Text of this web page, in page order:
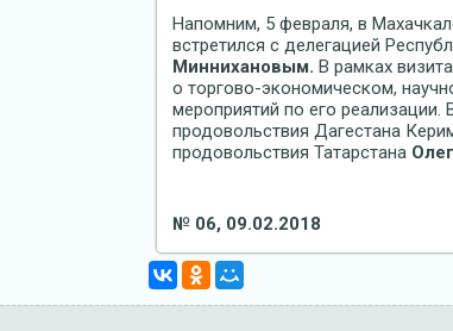
Напомним, 5 февраля, в
встретился с делегацией
Миннихановым. В рамках
о торгово-экономическом,
мероприятий по его реализации.
продовольствия Дагестана
продовольствия Татарстана
№ 06, 09.02.2018